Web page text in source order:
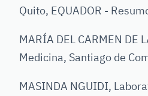
Quito, EQUADOR -
MARÍA DEL CARMEN DE
Medicina, Santiago de
MASINDA NGUIDI,